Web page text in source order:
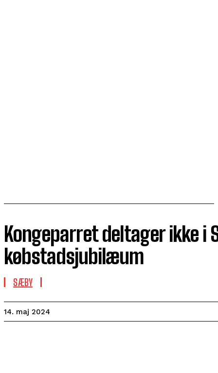
Kongeparret deltager ikke
købstadsjubilæum
SÆBY
14. maj 2024